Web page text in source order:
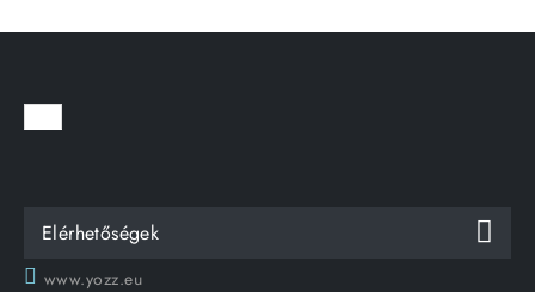
Elérhetőségek
www.yozz.eu